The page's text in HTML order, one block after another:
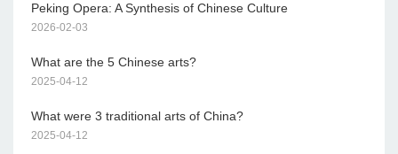
Peking Opera: A Synthesis of Chinese Culture
2026-02-03
What are the 5 Chinese arts?
2025-04-12
What were 3 traditional arts of China?
2025-04-12